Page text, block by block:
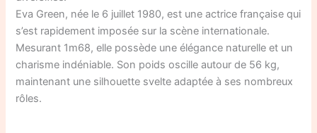
Eva Green, née le 6 juillet 1980, est une actrice française qui
s’est rapidement imposée sur la scène internationale.
Mesurant 1m68, elle possède une élégance naturelle et un
charisme indéniable. Son poids oscille autour de 56 kg,
maintenant une silhouette svelte adaptée à ses nombreux
rôles.